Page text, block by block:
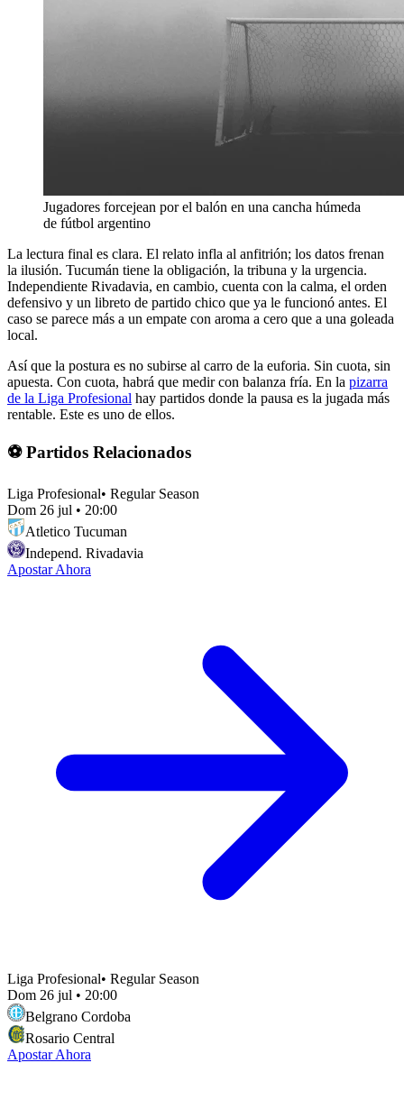
Jugadores forcejean por el balón en una cancha húmeda
de fútbol argentino
La lectura final es clara. El relato infla al anfitrión; los datos frenan
la ilusión. Tucumán tiene la obligación, la tribuna y la urgencia.
Independiente Rivadavia, en cambio, cuenta con la calma, el orden
defensivo y un libreto de partido chico que ya le funcionó antes. El
caso se parece más a un empate con aroma a cero que a una goleada
local.
Así que la postura es no subirse al carro de la euforia. Sin cuota, sin
apuesta. Con cuota, habrá que medir con balanza fría. En la pizarra
de la Liga Profesional hay partidos donde la pausa es la jugada más
rentable. Este es uno de ellos.
⚽ Partidos Relacionados
Liga Profesional• Regular Season
Dom 26 jul • 20:00
Atletico Tucuman
Independ. Rivadavia
Apostar Ahora
Liga Profesional• Regular Season
Dom 26 jul • 20:00
Belgrano Cordoba
Rosario Central
Apostar Ahora